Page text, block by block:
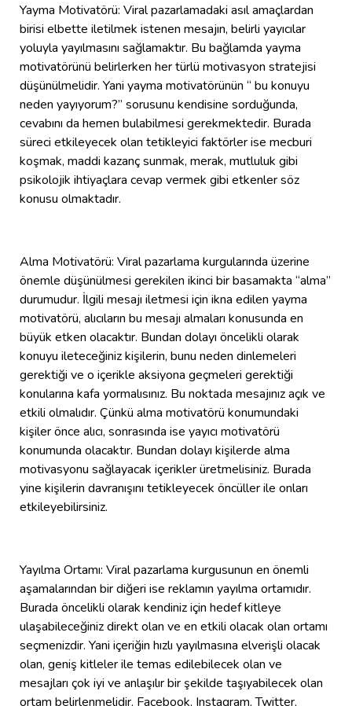
Yayma Motivatörü: Viral pazarlamadaki asıl amaçlardan
birisi elbette iletilmek istenen mesajın, belirli yayıcılar
yoluyla yayılmasını sağlamaktır. Bu bağlamda yayma
motivatörünü belirlerken her türlü motivasyon stratejisi
düşünülmelidir. Yani yayma motivatörünün “ bu konuyu
neden yayıyorum?” sorusunu kendisine sorduğunda,
cevabını da hemen bulabilmesi gerekmektedir. Burada
süreci etkileyecek olan tetikleyici faktörler ise mecburi
koşmak, maddi kazanç sunmak, merak, mutluluk gibi
psikolojik ihtiyaçlara cevap vermek gibi etkenler söz
konusu olmaktadır.
Alma Motivatörü: Viral pazarlama kurgularında üzerine
önemle düşünülmesi gerekilen ikinci bir basamakta “alma”
durumudur. İlgili mesajı iletmesi için ikna edilen yayma
motivatörü, alıcıların bu mesajı almaları konusunda en
büyük etken olacaktır. Bundan dolayı öncelikli olarak
konuyu ileteceğiniz kişilerin, bunu neden dinlemeleri
gerektiği ve o içerikle aksiyona geçmeleri gerektiği
konularına kafa yormalısınız. Bu noktada mesajınız açık ve
etkili olmalıdır. Çünkü alma motivatörü konumundaki
kişiler önce alıcı, sonrasında ise yayıcı motivatörü
konumunda olacaktır. Bundan dolayı kişilerde alma
motivasyonu sağlayacak içerikler üretmelisiniz. Burada
yine kişilerin davranışını tetikleyecek öncüller ile onları
etkileyebilirsiniz.
Yayılma Ortamı: Viral pazarlama kurgusunun en önemli
aşamalarından bir diğeri ise reklamın yayılma ortamıdır.
Burada öncelikli olarak kendiniz için hedef kitleye
ulaşabileceğiniz direkt olan ve en etkili olacak olan ortamı
seçmenizdir. Yani içeriğin hızlı yayılmasına elverişli olacak
olan, geniş kitleler ile temas edilebilecek olan ve
mesajları çok iyi ve anlaşılır bir şekilde taşıyabilecek olan
ortam belirlenmelidir. Facebook, Instagram, Twitter,